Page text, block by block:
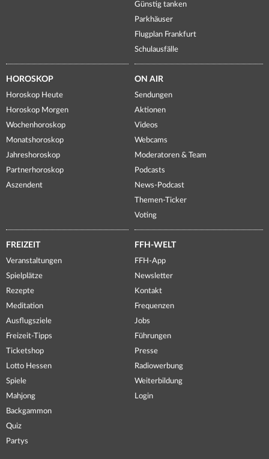
Günstig tanken
Parkhäuser
Flugplan Frankfurt
Schulausfälle
HOROSKOP
Horoskop Heute
Horoskop Morgen
Wochenhoroskop
Monatshoroskop
Jahreshoroskop
Partnerhoroskop
Aszendent
ON AIR
Sendungen
Aktionen
Videos
Webcams
Moderatoren & Team
Podcasts
News-Podcast
Themen-Ticker
Voting
FREIZEIT
Veranstaltungen
Spielplätze
Rezepte
Meditation
Ausflugsziele
Freizeit-Tipps
Ticketshop
Lotto Hessen
Spiele
Mahjong
Backgammon
Quiz
Partys
FFH-WELT
FFH-App
Newsletter
Kontakt
Frequenzen
Jobs
Führungen
Presse
Radiowerbung
Weiterbildung
Login